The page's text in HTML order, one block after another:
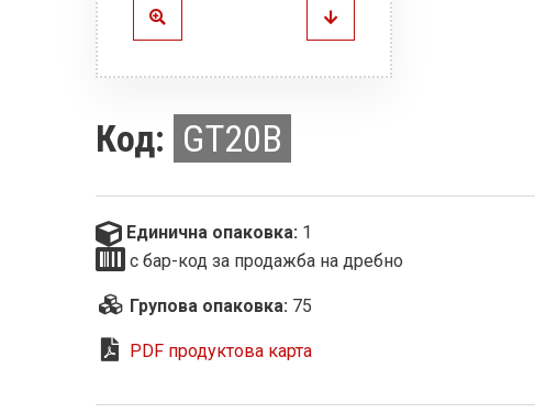
Код: GT20B
Единична опаковка: 1
с бар-код за продажба на дребно
Групова опаковка: 75
PDF продуктова карта